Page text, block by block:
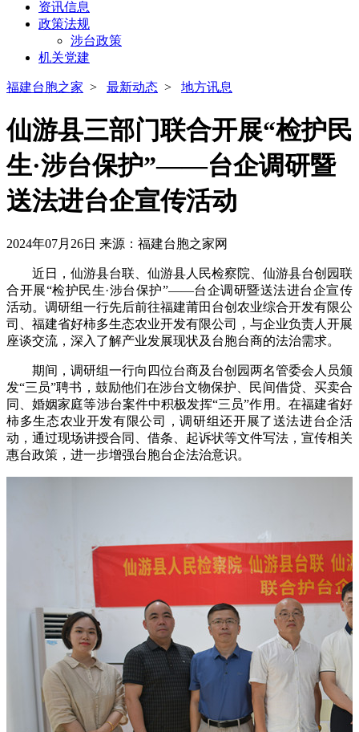
资讯信息
政策法规
涉台政策
机关党建
福建台胞之家 > 最新动态 > 地方讯息
仙游县三部门联合开展“检护民
生·涉台保护”——台企调研暨
送法进台企宣传活动
2024年07月26日 来源：福建台胞之家网
近日，仙游县台联、仙游县人民检察院、仙游县台创园联
合开展“检护民生·涉台保护”——台企调研暨送法进台企宣传
活动。调研组一行先后前往福建莆田台创农业综合开发有限公
司、福建省好柿多生态农业开发有限公司，与企业负责人开展
座谈交流，深入了解产业发展现状及台胞台商的法治需求。
期间，调研组一行向四位台商及台创园两名管委会人员颁
发“三员”聘书，鼓励他们在涉台文物保护、民间借贷、买卖合
同、婚姻家庭等涉台案件中积极发挥“三员”作用。在福建省好
柿多生态农业开发有限公司，调研组还开展了送法进台企活
动，通过现场讲授合同、借条、起诉状等文件写法，宣传相关
惠台政策，进一步增强台胞台企法治意识。